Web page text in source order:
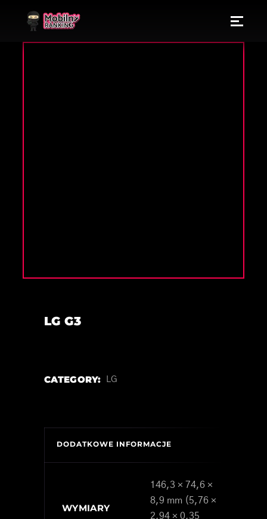
LG G3
CATEGORY: LG
DODATKOWE INFORMACJE
WYMIARY
146,3 × 74,6 ×
8,9 mm (5,76 ×
2,94 × 0,35